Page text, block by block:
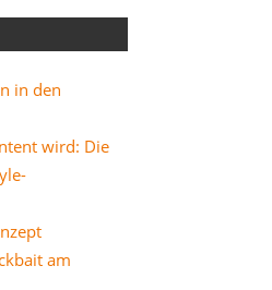
in den
wird: Die
am